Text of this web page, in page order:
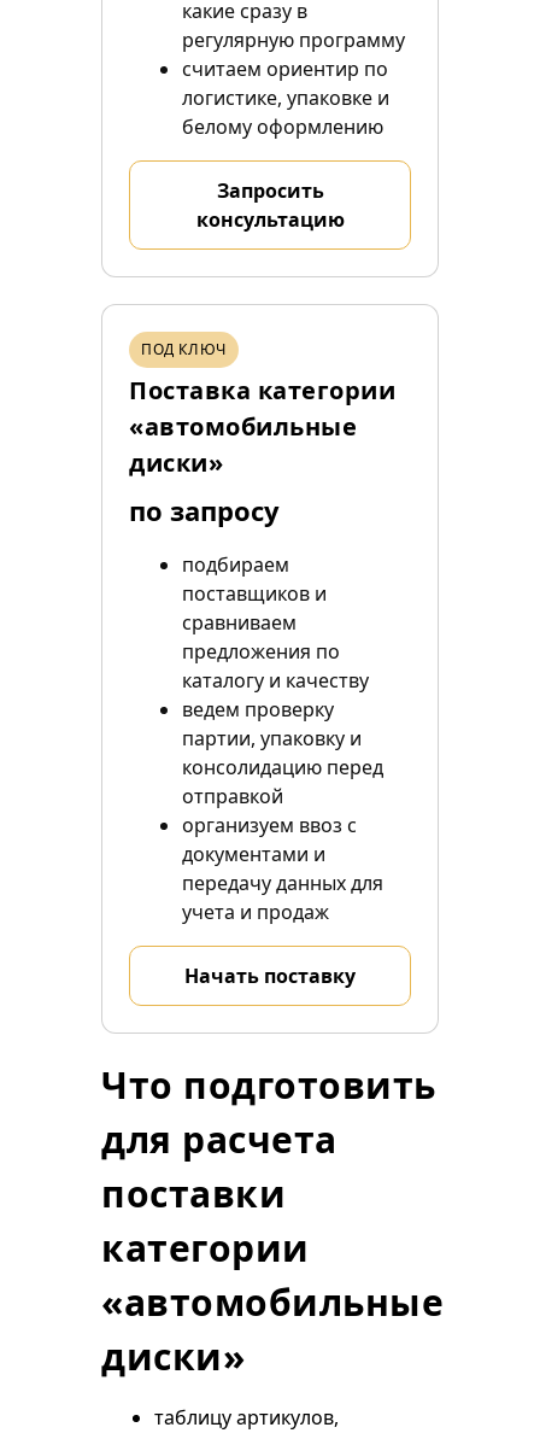
какие сразу в
регулярную программу
считаем ориентир по
логистике, упаковке и
белому оформлению
Запросить
консультацию
ПОД КЛЮЧ
Поставка категории
«автомобильные
диски»
по запросу
подбираем
поставщиков и
сравниваем
предложения по
каталогу и качеству
ведем проверку
партии, упаковку и
консолидацию перед
отправкой
организуем ввоз с
документами и
передачу данных для
учета и продаж
Начать поставку
Что подготовить
для расчета
поставки
категории
«автомобильные
диски»
таблицу артикулов,